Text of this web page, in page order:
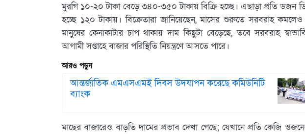
মুরগি ১০-২০ টাকা বেড়ে ৩৪০-৩৫০ টাকায় বিক্রি হচ্ছে। এছাড়া প্রতি ডজন
হচ্ছে ১২০ টাকায়। বিক্রেতারা জানিয়েছেন, মাসের শুরুতে সরবরাহ কমলেও
মানুষের কেনাকাটার চাপ থাকায় দাম কিছুটা বেড়েছে, তবে সরবরাহ
আগামী সপ্তাহে বাজার পরিস্থিতি নিয়ন্ত্রণে আসতে পারে।
আরও পড়ুন
আন্তর্জাতিক এমএসএমই দিবস উদযাপন করেছে কমিউনিটি
ব্যাংক
​মাছের বাজারেও বাড়তি দামের প্রভাব দেখা গেছে; যেখানে প্রতি কেজি